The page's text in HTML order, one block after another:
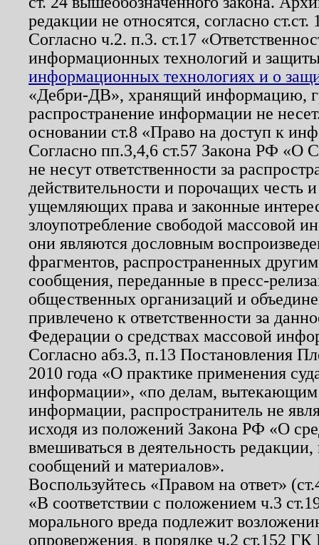
редакции не относятся, согласно
Согласно ч.2. п.3. ст.17
информационных технологий и
информационных технологиях и о
«Дебри-ДВ», хранящий информацию,
распространение информации не
основании ст.8 «Право на доступ к
Согласно пп.3,4,6 ст.57 Закона РФ «О
не несут ответственности за
действительности и порочащих честь
ущемляющих права и законные
злоупотребление свободой массовой
они являются дословным
фрагментов, распространенных
сообщения, переданные в пресс-
общественных организаций и
привлечено к ответственности за
Федерации о средствах массовой
Согласно абз.3, п.13 Постановления
2010 года «О практике применения
информации», «по делам, вытекающим
информации, распространитель не
исходя из положений Закона РФ «О
вмешиваться в деятельность
сообщений и материалов».
Воспользуйтесь «Правом на ответ»
«В соответствии с положением ч.3
морального вреда подлежит
опровержения, в порядке ч.2 ст.152